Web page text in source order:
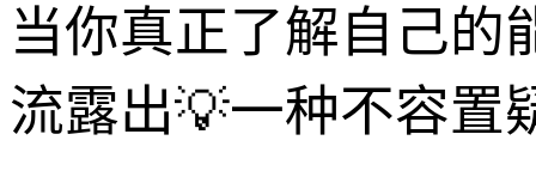
当你真正了解自己的
流露出💡一种不容置